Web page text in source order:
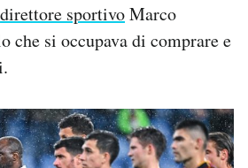
direttore sportivoMarco
che si occupava di comprare e